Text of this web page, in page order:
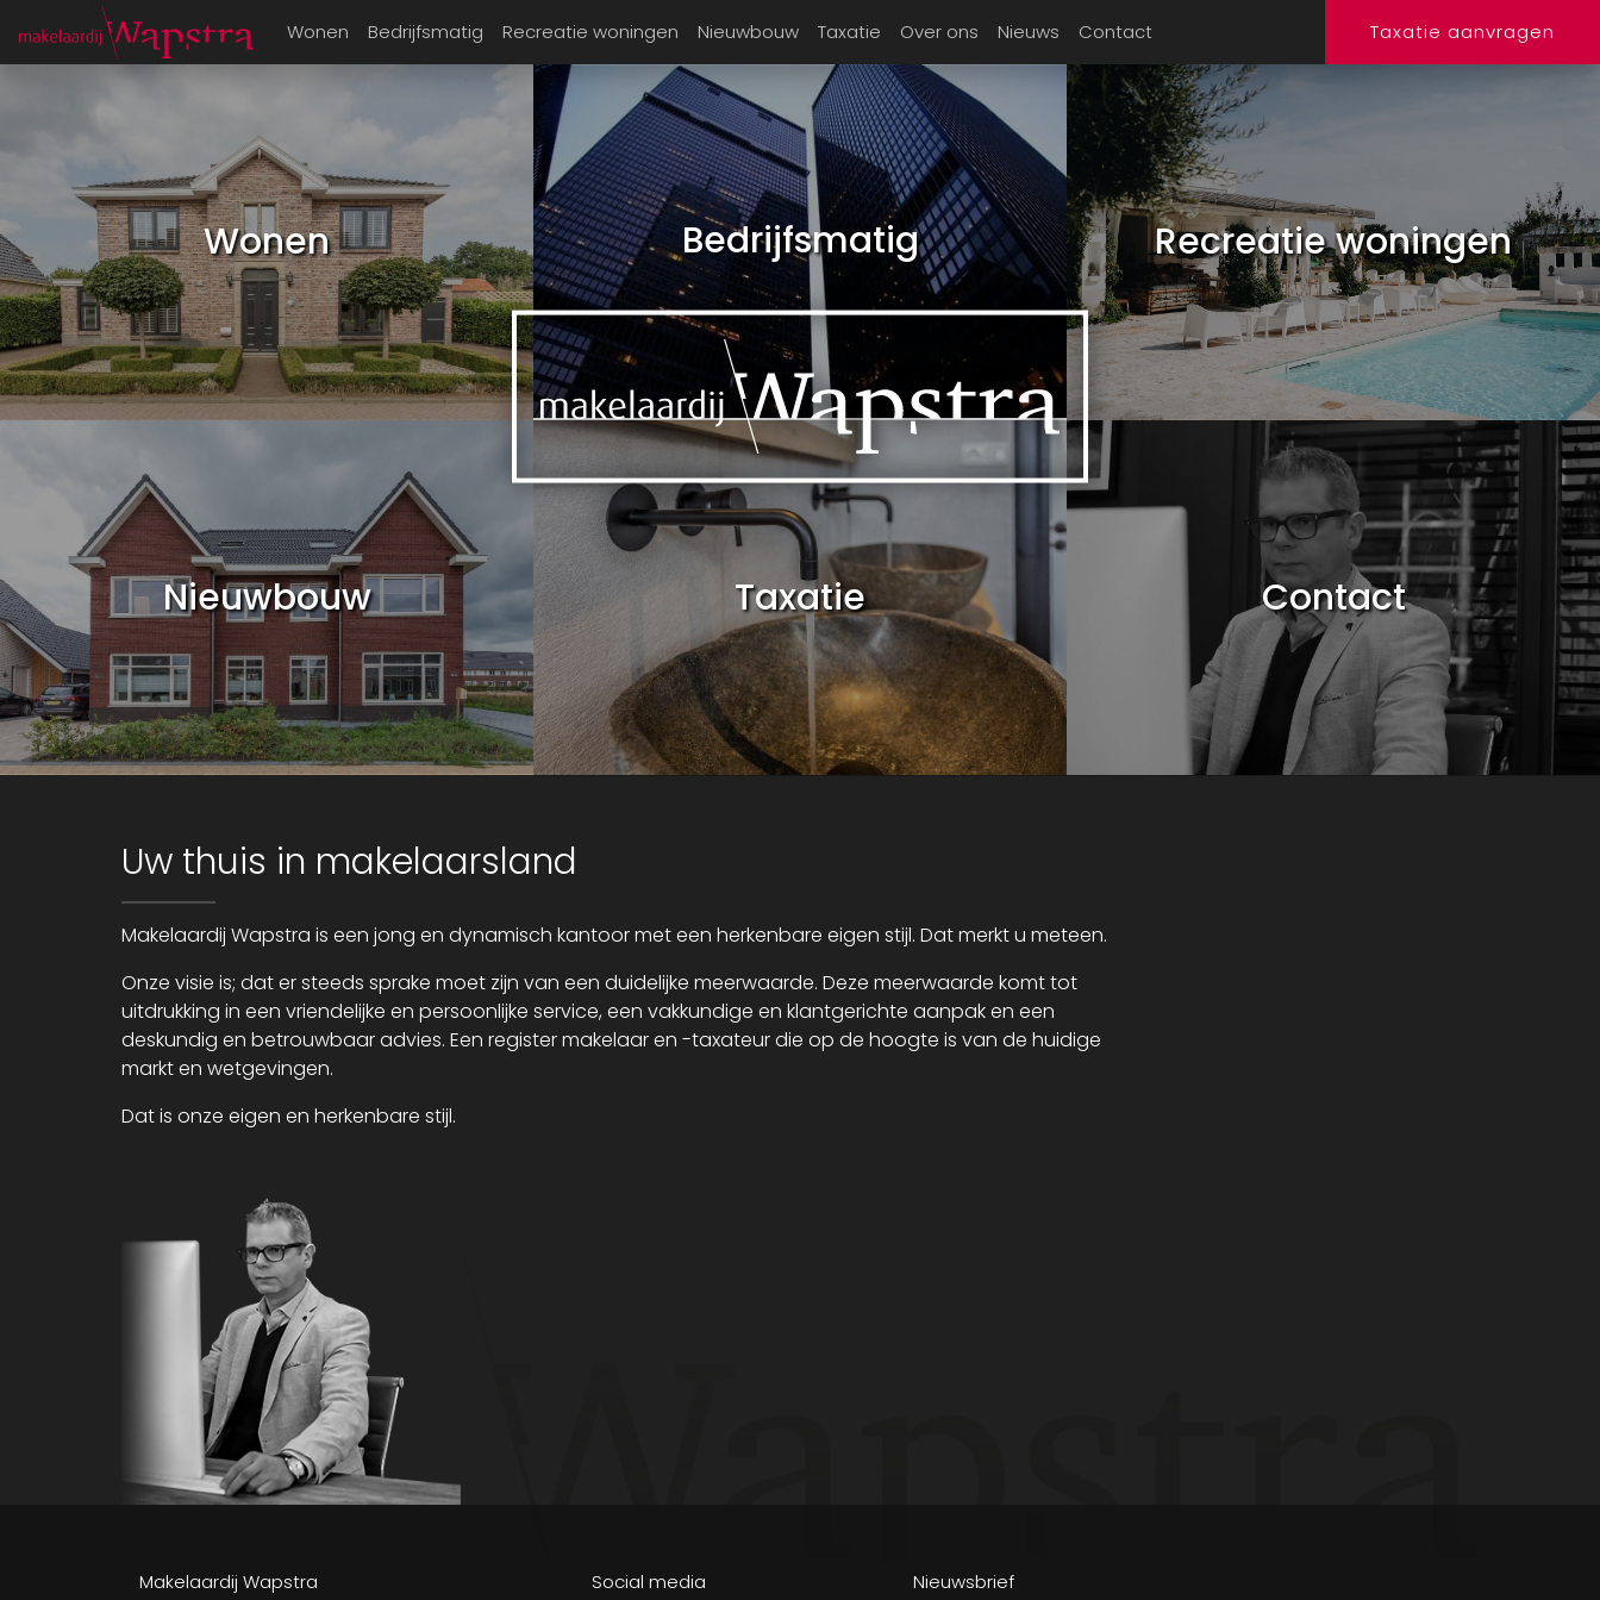
Wonen Bedrijfsmatig Recreatie woningen Nieuwbouw Taxatie Over ons Nieuws Contact Taxatie aanvragen
Wonen Bedrijfsmatig Recreatie woningen
Nieuwbouw Taxatie Contact
Uw thuis in makelaarsland
Makelaardij Wapstra is een jong en dynamisch kantoor met een herkenbare eigen stijl. Dat merkt u meteen.
Onze visie is; dat er steeds sprake moet zijn van een duidelijke meerwaarde. Deze meerwaarde komt tot
uitdrukking in een vriendelijke en persoonlijke service, een vakkundige en klantgerichte aanpak en een
deskundig en betrouwbaar advies. Een register makelaar en -taxateur die op de hoogte is van de huidige
markt en wetgevingen.
Dat is onze eigen en herkenbare stijl.
Makelaardij Wapstra Social media Nieuwsbrief